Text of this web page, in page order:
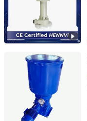
Qidong Sunhorn
Jiangsu, China